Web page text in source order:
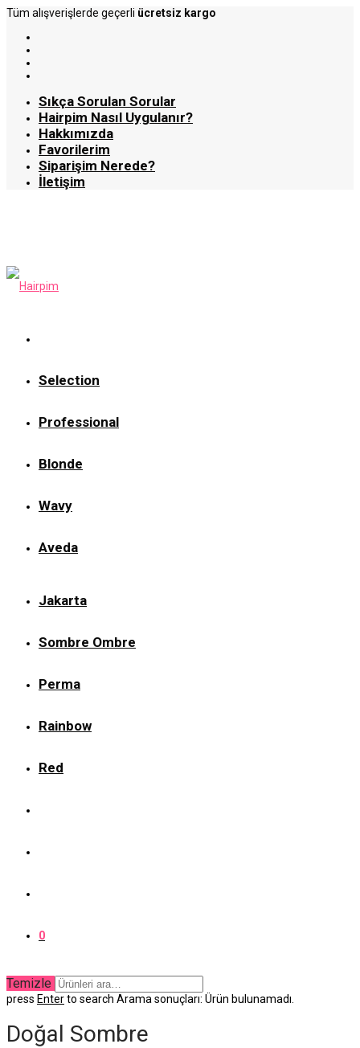
Tüm alışverişlerde geçerli ücretsiz kargo
Sıkça Sorulan Sorular
Hairpim Nasıl Uygulanır?
Hakkımızda
Favorilerim
Siparişim Nerede?
İletişim
Selection
Professional
Blonde
Wavy
Aveda
Jakarta
Sombre Ombre
Perma
Rainbow
Red
0
Temizle
press Enterto search Arama sonuçları: Ürün bulunamadı.
Doğal Sombre